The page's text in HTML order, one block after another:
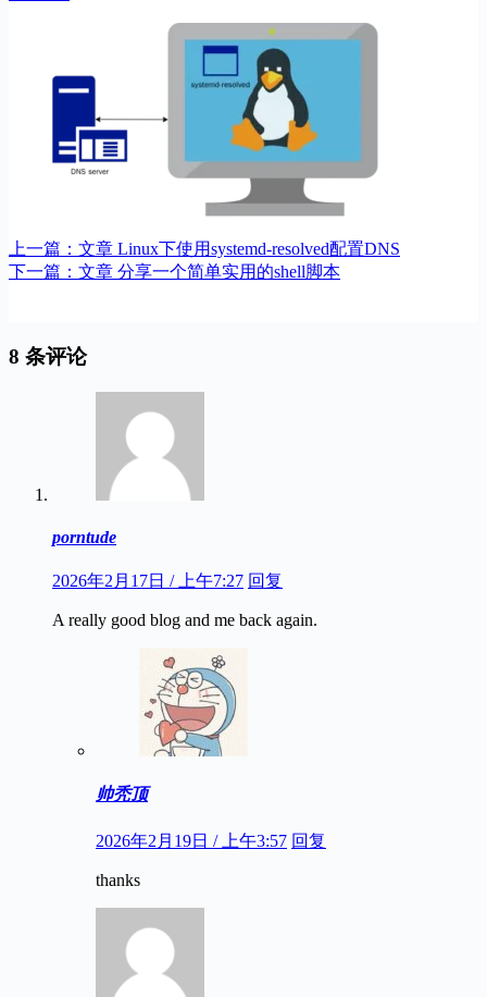
上一篇： 文章 Linux下使用systemd-resolved配置DNS
下一篇： 文章 分享一个简单实用的shell脚本
8 条评论
porntude
2026年2月17日 / 上午7:27 回复
A really good blog and me back again.
帅秃顶
2026年2月19日 / 上午3:57 回复
thanks